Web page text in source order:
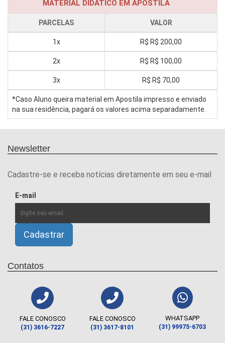
MATERIAL DIDÁTICO EM APOSTILA
PARCELAS VALOR
1x R$ R$ 200,00
2x R$ R$ 100,00
3x R$ R$ 70,00
*Caso Aluno queira material em Apostila impresso e enviado
na sua residência, pagará os valores acima separadamente.
Newsletter
Cadastre-se e receba notícias diretamente em seu e-mail
E-mail
Contatos
FALE CONOSCO
(31) 3616-7227
FALE CONOSCO
(31) 3617-8101
WHATSAPP
(31) 99975-6703